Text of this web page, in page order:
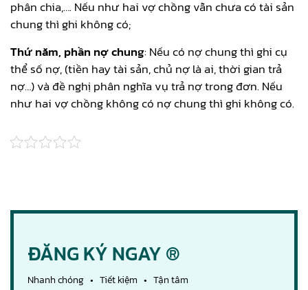
phân chia,…. Nếu như hai vợ chồng vẫn chưa có tài sản
chung thì ghi không có;
Thứ năm, phần nợ chung: Nếu có nợ chung thì ghi cụ
thể số nợ, (tiền hay tài sản, chủ nợ là ai, thời gian trả
nợ…) và đề nghị phân nghĩa vụ trả nợ trong đơn. Nếu
như hai vợ chồng không có nợ chung thì ghi không có.
ĐĂNG KÝ NGAY ®
Nhanh chóng • Tiết kiệm • Tận tâm